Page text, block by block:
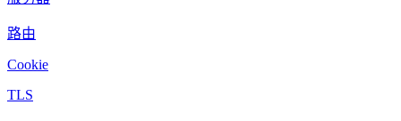
路由
Cookie
TLS